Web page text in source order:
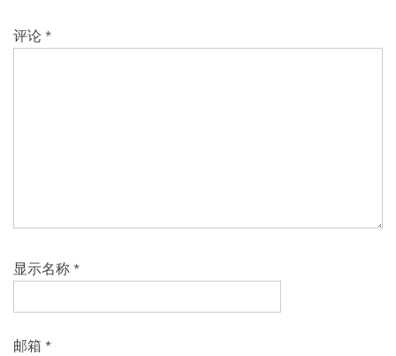
评论 *
显示名称 *
邮箱 *